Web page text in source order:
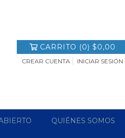
CARRITO (0) $0,00
CREAR CUENTA INICIAR SESIÓN
QUIÉNES SOMOS